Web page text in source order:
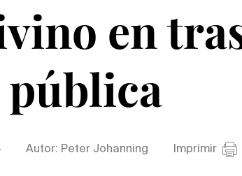
en
pública
Autor: Peter Johanning Imprimir